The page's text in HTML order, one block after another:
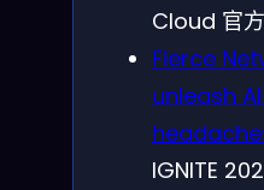
Cloud 官
Fierce
unleash
IGNITE